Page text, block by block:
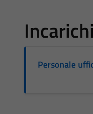
Incarichi
Personale